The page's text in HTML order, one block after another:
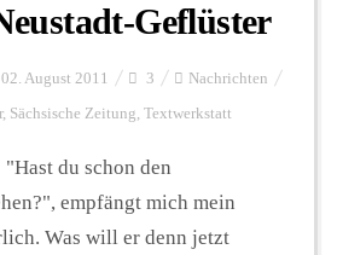
Geflüster
August 2011 3 Nachrichten
, Sächsische Zeitung, Textwerkstatt
"Hast du schon den
empfängt mich mein
Was will er denn jetzt